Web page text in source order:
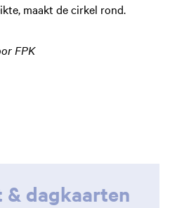
maakt de cirkel rond.
FPK
& dagkaarten